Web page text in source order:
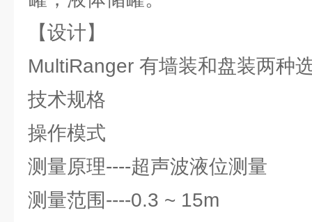
【设计】
MultiRanger 有墙装和盘装两种
技术规格
操作模式
测量原理----超声波液位测量
测量范围----0.3 ~ 15m